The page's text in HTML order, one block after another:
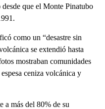
que el Monte Pinatubo
como un “desastre sin
se extendió hasta
mostraban comunidades
ceniza volcánica y
a más del 80% de su